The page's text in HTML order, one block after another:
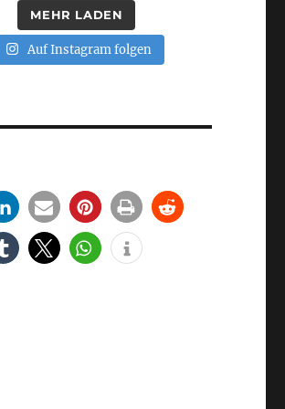
MEHR LADEN
Auf Instagram folgen